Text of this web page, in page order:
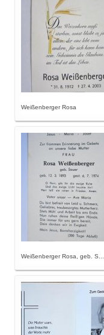
Weißenberger Rosa
Weißenberger Rosa, geb. S...